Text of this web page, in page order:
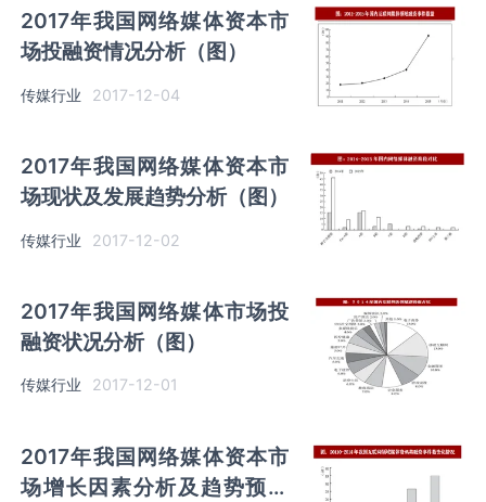
2017年我国网络媒体资本市
场投融资情况分析（图）
传媒行业 2017-12-04
2017年我国网络媒体资本市
场现状及发展趋势分析（图）
传媒行业 2017-12-02
2017年我国网络媒体市场投
融资状况分析（图）
传媒行业 2017-12-01
2017年我国网络媒体资本市
场增长因素分析及趋势预测